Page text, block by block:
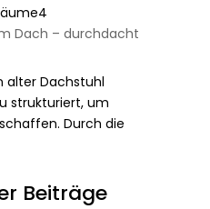
–
Dach – durchdacht
alter Dachstuhl
strukturiert, um
Durch die
Beiträge